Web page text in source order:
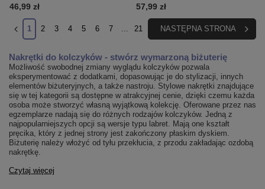
46,99 zł
57,99 zł
1 2 3 4 5 6 7 ... 21 NASTĘPNA STRONA
Nakrętki do kolczyków - stwórz wymarzoną biżuterię
Możliwość swobodnej zmiany wyglądu kolczyków pozwala
eksperymentować z dodatkami, dopasowując je do stylizacji, innych
elementów biżuteryjnych, a także nastroju. Stylowe nakrętki znajdujące
się w tej kategorii są dostępne w atrakcyjnej cenie, dzięki czemu każda
osoba może stworzyć własną wyjątkową kolekcję. Oferowane przez nas
egzemplarze nadają się do różnych rodzajów kolczyków. Jedną z
najpopularniejszych opcji są wersje typu labret. Mają one kształt
pręcika, który z jednej strony jest zakończony płaskim dyskiem.
Biżuterię należy włożyć od tyłu przekłucia, z przodu zakładając ozdobą
nakrętkę.
Czytaj więcej